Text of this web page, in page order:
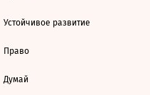
Устойчивое развитие
Право
Думай